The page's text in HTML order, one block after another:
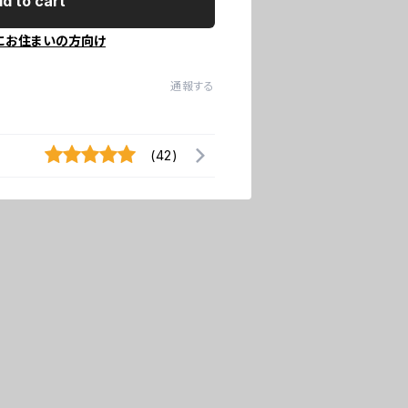
お住まいの方向け
通報する
(42)